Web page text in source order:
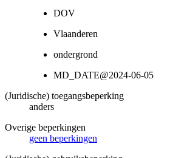
DOV
Vlaanderen
ondergrond
MD_DATE@2024-06-05
(Juridische) toegangsbeperking
anders
Overige beperkingen
geen beperkingen